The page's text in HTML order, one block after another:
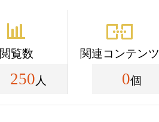
閲覧数
250 人
関連コンテンツ
0個